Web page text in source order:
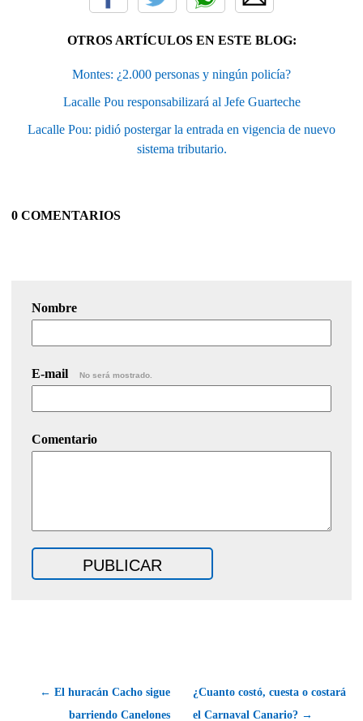
OTROS ARTÍCULOS EN ESTE BLOG:
Montes: ¿2.000 personas y ningún policía?
Lacalle Pou responsabilizará al Jefe Guarteche
Lacalle Pou: pidió postergar la entrada en vigencia de nuevo
sistema tributario.
0 COMENTARIOS
Nombre
E-mail No será mostrado.
Comentario
← El huracán Cacho sigue
barriendo Canelones
¿Cuanto costó, cuesta o costará
el Carnaval Canario? →